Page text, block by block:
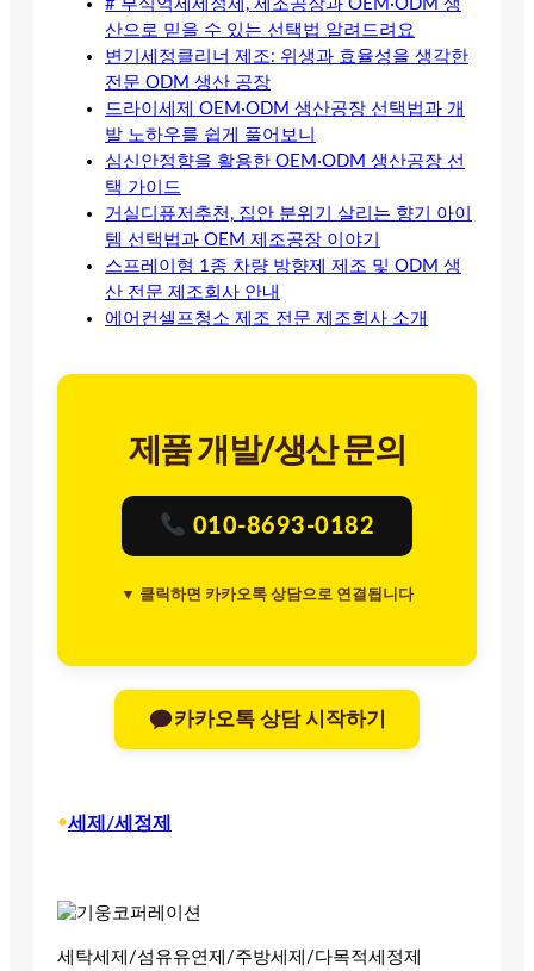
# 부식억제세정제, 제조공장과 OEM·ODM 생
산으로 믿을 수 있는 선택법 알려드려요
변기세정클리너 제조: 위생과 효율성을 생각한
전문 ODM 생산 공장
드라이세제 OEM·ODM 생산공장 선택법과 개
발 노하우를 쉽게 풀어보니
심신안정향을 활용한 OEM·ODM 생산공장 선
택 가이드
거실디퓨저추천, 집안 분위기 살리는 향기 아이
템 선택법과 OEM 제조공장 이야기
스프레이형 1종 차량 방향제 제조 및 ODM 생
산 전문 제조회사 안내
에어컨셀프청소 제조 전문 제조회사 소개
제품 개발/생산 문의
010-8693-0182
▼ 클릭하면 카카오톡 상담으로 연결됩니다
카카오톡 상담 시작하기
•세제/세정제
세탁세제/섬유유연제/주방세제/다목적세정제